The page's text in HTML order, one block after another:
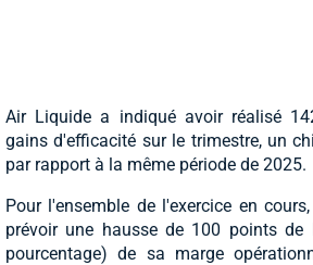
Air Liquide a indiqué avoir réalisé
gains d'efficacité sur le trimestre, un
par rapport à la même période de 2025.
Pour l'ensemble de l'exercice en
prévoir une hausse de 100 points
pourcentage) de sa marge